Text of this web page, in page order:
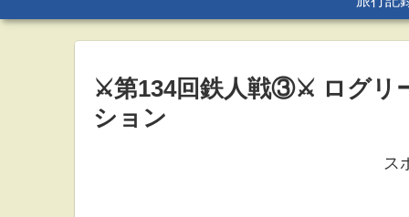
⚔第134回鉄人戦③⚔ ログリ
ション
ス